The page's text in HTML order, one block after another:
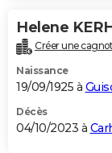
Helene
Créer une
Naissance
19/09/1925 à
Décès
04/10/2023 à